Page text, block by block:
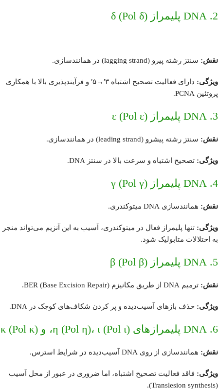
2. DNA پلیمراز δ (Pol δ)
نقش: سنتز رشته پیرو (lagging strand) در همانندسازی.
ویژگی:
دارای فعالیت تصحیح اشتباه ۳′→۵′ و فرآیندپذیری بالا با همکاری
پروتئین PCNA.
3. DNA پلیمراز ε (Pol ε)
نقش: سنتز رشته پیشرو (leading strand) در همانندسازی.
ویژگی: تصحیح اشتباه و سرعت بالا در سنتز DNA.
4. DNA پلیمراز γ (Pol γ)
نقش: همانندسازی DNA میتوکندری.
ویژگی: تنها پلیمراز فعال در میتوکندری، آسیب به این آنزیم می‌تواند منجر
به اختلالات متابولیک شود.
5. DNA پلیمراز β (Pol β)
نقش: ترمیم DNA از طریق مکانیزم BER (Base Excision Repair).
ویژگی: حذف بازهای آسیب‌دیده و پر کردن شکاف‌های کوچک در DNA.
6. DNA پلیمرازهای η (Pol η)، ι (Pol ι)، و κ (Pol κ)
نقش: همانندسازی از روی DNA آسیب‌دیده در شرایط استرس.
ویژگی: فاقد فعالیت تصحیح اشتباه، اما ضروری در عبور از محل آسیب
(Translesion synthesis).